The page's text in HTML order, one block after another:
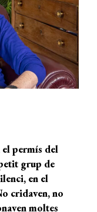
el permís del
grup de
en el
cridaven,no
moltes